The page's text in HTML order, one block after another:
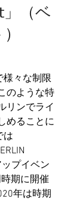
」（ベ
様々な制限
のような特
リンでライ
めることに
は
プイベン
期に開催
年は時期